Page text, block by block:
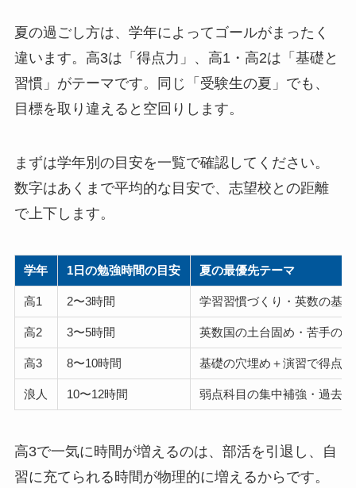
夏の過ごし方は、学年によってゴールがまったく
違います。高3は「得点力」、高1・高2は「基礎と
習慣」がテーマです。同じ「受験生の夏」でも、
目標を取り違えると空回りします。
まずは学年別の目安を一覧で確認してください。
数字はあくまで平均的な目安で、志望校との距離
で上下します。
学年 1日の勉強時間の目安 夏の最優先テーマ
高1 2〜3時間 学習習慣づくり・英数の基礎
高2 3〜5時間 英数国の土台固め・苦手の
高3 8〜10時間 基礎の穴埋め＋演習で得点力
浪人 10〜12時間 弱点科目の集中補強・過去
高3で一気に時間が増えるのは、部活を引退し、自
習に充てられる時間が物理的に増えるからです。